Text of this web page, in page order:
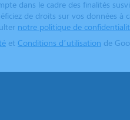
dans le cadre des finalités
de droits sur vos données à
notre politique de
et Conditions d’utilisation de